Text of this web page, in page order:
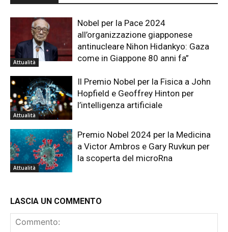
Attualità
Nobel per la Pace 2024
all’organizzazione giapponese
antinucleare Nihon Hidankyo: Gaza
come in Giappone 80 anni fa”
Attualità
Il Premio Nobel per la Fisica a John
Hopfield e Geoffrey Hinton per
l’intelligenza artificiale
Attualità
Premio Nobel 2024 per la Medicina
a Victor Ambros e Gary Ruvkun per
la scoperta del microRna
LASCIA UN COMMENTO